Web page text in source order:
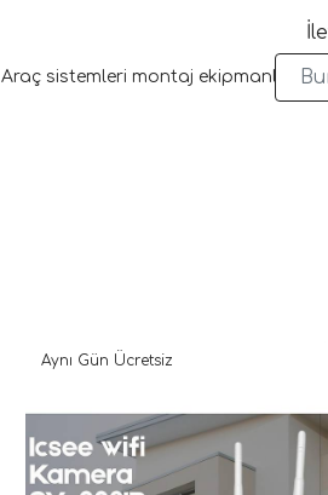
Araç sistemleri montaj ekipmanları
Aynı Gün Ücretsiz